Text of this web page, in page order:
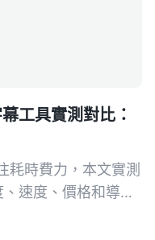
工具實測對比：
耗時費力，本文實測
速度、價格和導出